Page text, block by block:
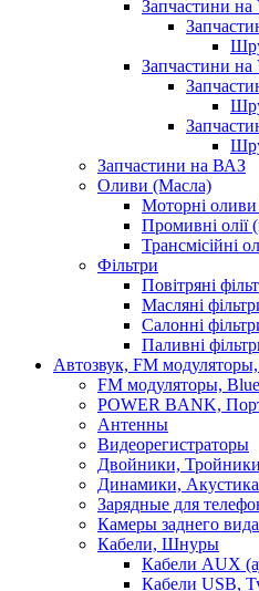
Запчастини
Запчастини на
Запчастини на ВАЗ
Оливи (Масла)
Моторні оливи
Промивні олії
Трансмісійні
Фільтри
Повітряні
Масляні
Салонні
Паливні
Автозвук, FM
FM модуляторы,
POWER BANK,
Антенны
Видеорегистраторы
Двойники,
Динамики, Акустика
Зарядные для
Камеры заднего вида
Кабели, Шнуры
Кабели AUX
Кабели USB,